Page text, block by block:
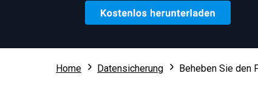
Home Datensicherung Beheben Sie den